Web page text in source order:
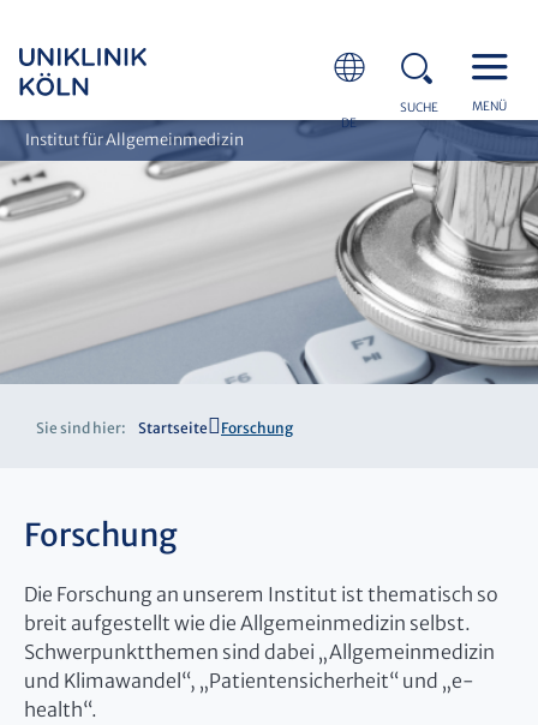
DE
SUCHE MENÜ
Institut für Allgemeinmedizin
Sie sind hier: Startseite Forschung
Forschung
Die Forschung an unserem Institut ist thematisch so
breit aufgestellt wie die Allgemeinmedizin selbst.
Schwerpunktthemen sind dabei „Allgemeinmedizin
und Klimawandel“, „Patientensicherheit“ und „e-
health“.